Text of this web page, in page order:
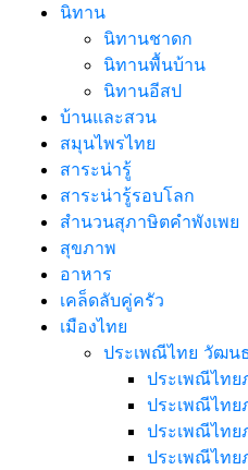
นิทาน
นิทานชาดก
นิทานพื้นบ้าน
นิทานอีสป
บ้านและสวน
สมุนไพรไทย
สาระน่ารู้
สาระน่ารู้รอบโลก
สำนวนสุภาษิตคำพังเพย
สุขภาพ
อาหาร
เคล็ดลับคู่ครัว
เมืองไทย
ประเพณีไทย วัฒน
ประเพณีไทย
ประเพณีไท
ประเพณีไทย
ประเพณีไทย